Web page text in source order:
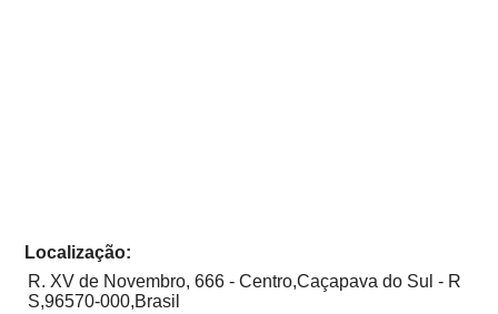
Localização:
R. XV de Novembro, 666 - Centro,Caçapava do Sul - R
S,96570-000,Brasil